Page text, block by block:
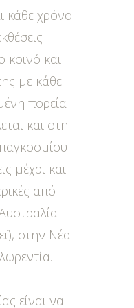
κάθε χρόνο
κοινό και
με κάθε
πορεία
και στη
μέχρι και
από
στην Νέα
είναι να